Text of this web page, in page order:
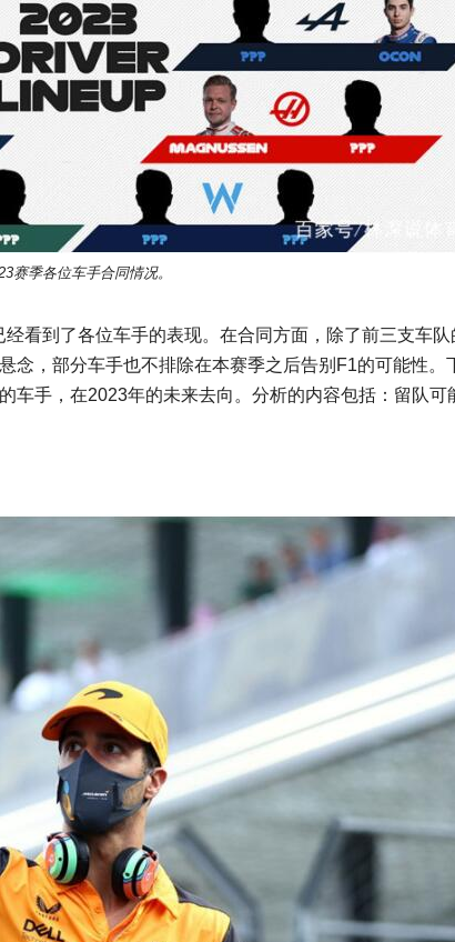
赛季各位车手合同情况。
看到了各位车手的表现。在合同方面，除了前三支车队
念，部分车手也不排除在本赛季之后告别F1的可能性。
车手，在2023年的未来去向。分析的内容包括：留队可